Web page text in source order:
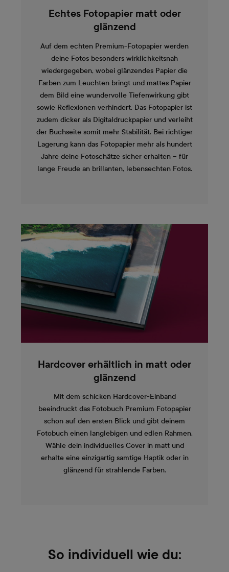
Echtes Fotopapier matt oder
glänzend
Auf dem echten Premium-Fotopapier werden
deine Fotos besonders wirklichkeitsnah
wiedergegeben, wobei glänzendes Papier die
Farben zum Leuchten bringt und mattes Papier
dem Bild eine wundervolle Tiefenwirkung gibt
sowie Reflexionen verhindert. Das Fotopapier ist
zudem dicker als Digitaldruckpapier und verleiht
der Buchseite somit mehr Stabilität. Bei richtiger
Lagerung kann das Fotopapier mehr als hundert
Jahre deine Fotoschätze sicher erhalten – für
lange Freude an brillanten, lebensechten Fotos.
Hardcover erhältlich in matt oder
glänzend
Mit dem schicken Hardcover-Einband
beeindruckt das Fotobuch Premium Fotopapier
schon auf den ersten Blick und gibt deinem
Fotobuch einen langlebigen und edlen Rahmen.
Wähle dein individuelles Cover in matt und
erhalte eine einzigartig samtige Haptik oder in
glänzend für strahlende Farben.
So individuell wie du: